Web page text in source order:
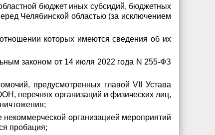
бюджет иных субсидий, бюджетных
Челябинской областью (за исключением
которых имеются сведения об их
законом от 14 июля 2022 года N 255-ФЗ
предусмотренных главой VII Устава
перечнях организаций и физических лиц,
организацией мероприятий
пробация;